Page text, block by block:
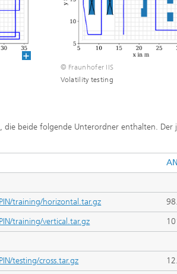
© Fraunhofer IIS
Volatility testing
die beide folgende Unterordner enthalten. Der
training/horizontal.tar.gz
training/vertical.tar.gz
testing/cross.tar.gz